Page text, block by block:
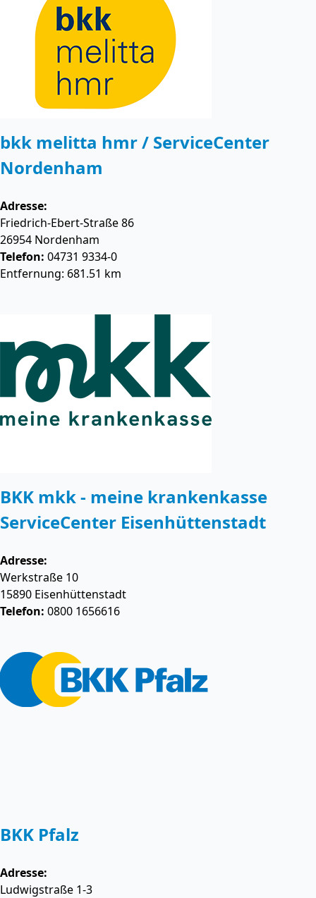
bkk melitta hmr / ServiceCenter
Nordenham
Adresse:
Friedrich-Ebert-Straße 86
26954 Nordenham
Telefon: 04731 9334-0
Entfernung: 681.51 km
BKK mkk - meine krankenkasse
ServiceCenter Eisenhüttenstadt
Adresse:
Werkstraße 10
15890 Eisenhüttenstadt
Telefon: 0800 1656616
BKK Pfalz
Adresse:
Ludwigstraße 1-3